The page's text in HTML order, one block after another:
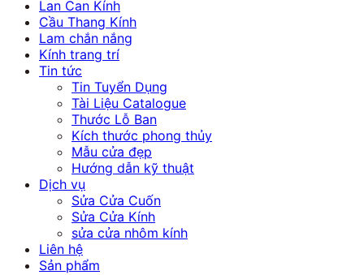
Lan Can Kính
Cầu Thang Kính
Lam chắn nắng
Kính trang trí
Tin tức
Tin Tuyển Dụng
Tài Liệu Catalogue
Thước Lỗ Ban
Kích thước phong thủy
Mẫu cửa đẹp
Hướng dẫn kỹ thuật
Dịch vụ
Sửa Cửa Cuốn
Sửa Cửa Kính
sửa cửa nhôm kính
Liên hệ
Sản phẩm